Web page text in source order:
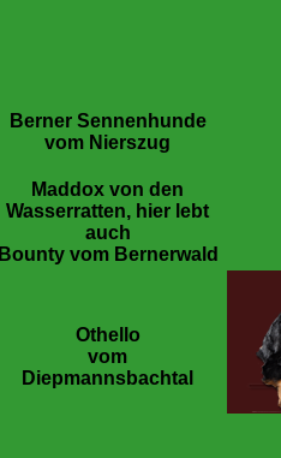
Berner Sennenhunde
vom Nierszug
Maddox von den
Wasserratten, hier lebt
auch
Bounty vom Bernerwald
Othello
vom
Diepmannsbachtal